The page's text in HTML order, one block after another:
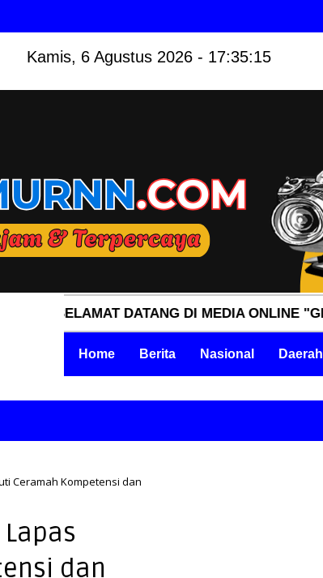
Kamis, 6 Agustus 2026 - 17:35:16
DATANG DI MEDIA ONLINE
Home Berita Nasional Daerah
Ceramah Kompetensi dan
dan